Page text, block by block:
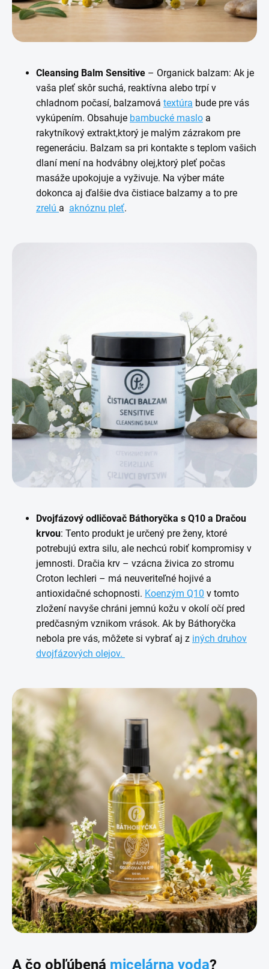
Cleansing Balm Sensitive – Organick balzam: Ak je
vaša pleť skôr suchá, reaktívna alebo trpí v
chladnom počasí, balzamová textúra bude pre vás
vykúpením. Obsahuje bambucké maslo a
rakytníkový extrakt,ktorý je malým zázrakom pre
regeneráciu. Balzam sa pri kontakte s teplom vašich
dlaní mení na hodvábny olej,ktorý pleť počas
masáže upokojuje a vyživuje. Na výber máte
dokonca aj ďalšie dva čistiace balzamy a to pre
zrelú a aknóznu pleť.
Dvojfázový odličovač Báthoryčka s Q10 a Dračou
krvou: Tento produkt je určený pre ženy, ktoré
potrebujú extra silu, ale nechcú robiť kompromisy v
jemnosti. Dračia krv – vzácna živica zo stromu
Croton lechleri – má neuveriteľné hojivé a
antioxidačné schopnosti. Koenzým Q10 v tomto
zložení navyše chráni jemnú kožu v okolí očí pred
predčasným vznikom vrások. Ak by Báthoryčka
nebola pre vás, môžete si vybrať aj z iných druhov
dvojfázových olejov.
A čo obľúbená micelárna voda?